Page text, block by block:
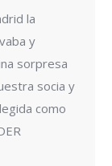
la
y
sorpresa
socia y
como